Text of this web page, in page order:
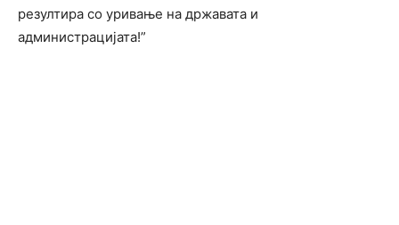
резултира со уривање на државата и
администрацијата!”